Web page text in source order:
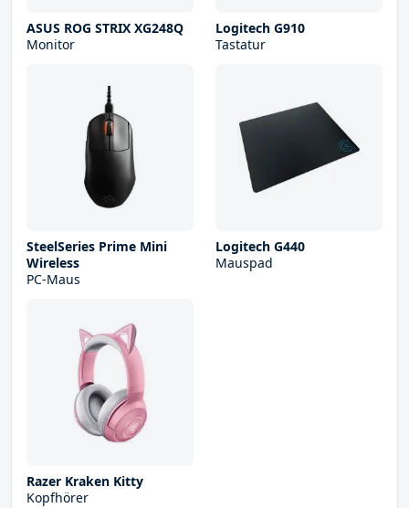
ASUS ROG STRIX XG248Q
Monitor
Logitech G910
Tastatur
SteelSeries Prime Mini
Wireless
PC-Maus
Logitech G440
Mauspad
Razer Kraken Kitty
Kopfhörer